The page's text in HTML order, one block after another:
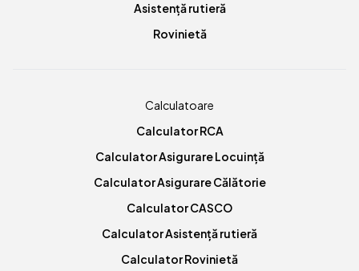
Asistență rutieră
Rovinietă
Calculatoare
Calculator RCA
Calculator Asigurare Locuință
Calculator Asigurare Călătorie
Calculator CASCO
Calculator Asistență rutieră
Calculator Rovinietă